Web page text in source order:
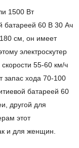
1500 Вт
батареей 60 В 30 Ач
см, он имеет
электроскутер
55-60 км/ч
запас хода 70-100
батареей 60
другой для
этот
и для женщин.